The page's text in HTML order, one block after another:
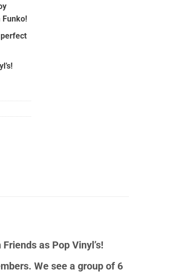
Funko!
as Pop Vinyl’s!
We see a group of 6